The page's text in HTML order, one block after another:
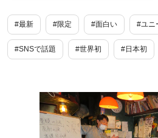
#最新 #限定 #面白い #ユニ
#SNSで話題 #世界初 #日本初
#サラリーマン向け #主婦向け